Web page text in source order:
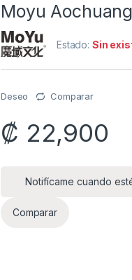
Moyu
Estado: Sin
Deseo Comparar
₡ 22,900
Notifícame cuando
Comparar